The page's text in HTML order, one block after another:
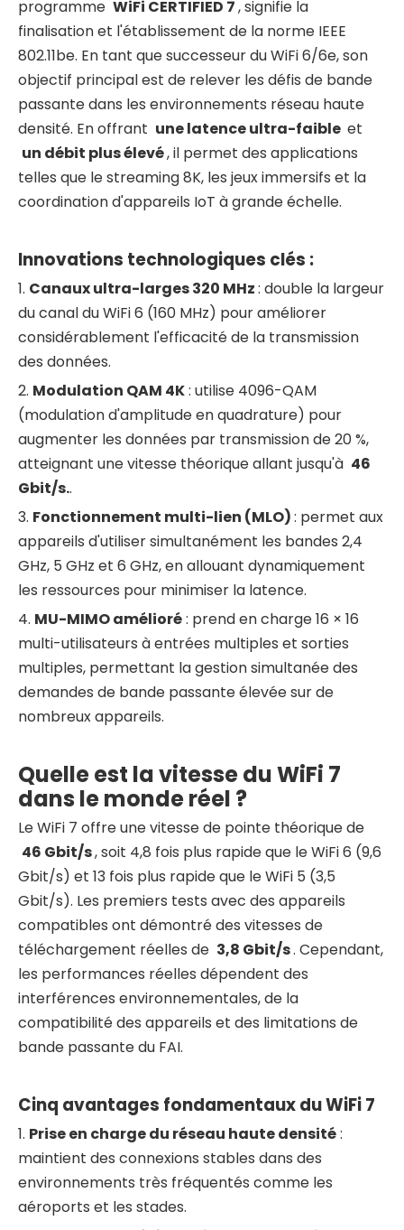
programme WiFi CERTIFIED 7, signifie la
finalisation et l'établissement de la norme IEEE
802.11be. En tant que successeur du WiFi 6/6e, son
objectif principal est de relever les défis de bande
passante dans les environnements réseau haute
densité. En offrant une latence ultra-faible et
un débit plus élevé, il permet des applications
telles que le streaming 8K, les jeux immersifs et la
coordination d'appareils IoT à grande échelle.
Innovations technologiques clés :
1. Canaux ultra-larges 320 MHz: double la largeur
du canal du WiFi 6 (160 MHz) pour améliorer
considérablement l'efficacité de la transmission
des données.
2. Modulation QAM 4K: utilise 4096-QAM
(modulation d'amplitude en quadrature) pour
augmenter les données par transmission de 20 %,
atteignant une vitesse théorique allant jusqu'à 46
Gbit/s..
3. Fonctionnement multi-lien (MLO): permet aux
appareils d'utiliser simultanément les bandes 2,4
GHz, 5 GHz et 6 GHz, en allouant dynamiquement
les ressources pour minimiser la latence.
4. MU-MIMO amélioré: prend en charge 16 × 16
multi-utilisateurs à entrées multiples et sorties
multiples, permettant la gestion simultanée des
demandes de bande passante élevée sur de
nombreux appareils.
Quelle est la vitesse du WiFi 7
dans le monde réel ?
Le WiFi 7 offre une vitesse de pointe théorique de
46 Gbit/s, soit 4,8 fois plus rapide que le WiFi 6 (9,6
Gbit/s) et 13 fois plus rapide que le WiFi 5 (3,5
Gbit/s). Les premiers tests avec des appareils
compatibles ont démontré des vitesses de
téléchargement réelles de 3,8 Gbit/s. Cependant,
les performances réelles dépendent des
interférences environnementales, de la
compatibilité des appareils et des limitations de
bande passante du FAI.
Cinq avantages fondamentaux du WiFi 7
1. Prise en charge du réseau haute densité:
maintient des connexions stables dans des
environnements très fréquentés comme les
aéroports et les stades.